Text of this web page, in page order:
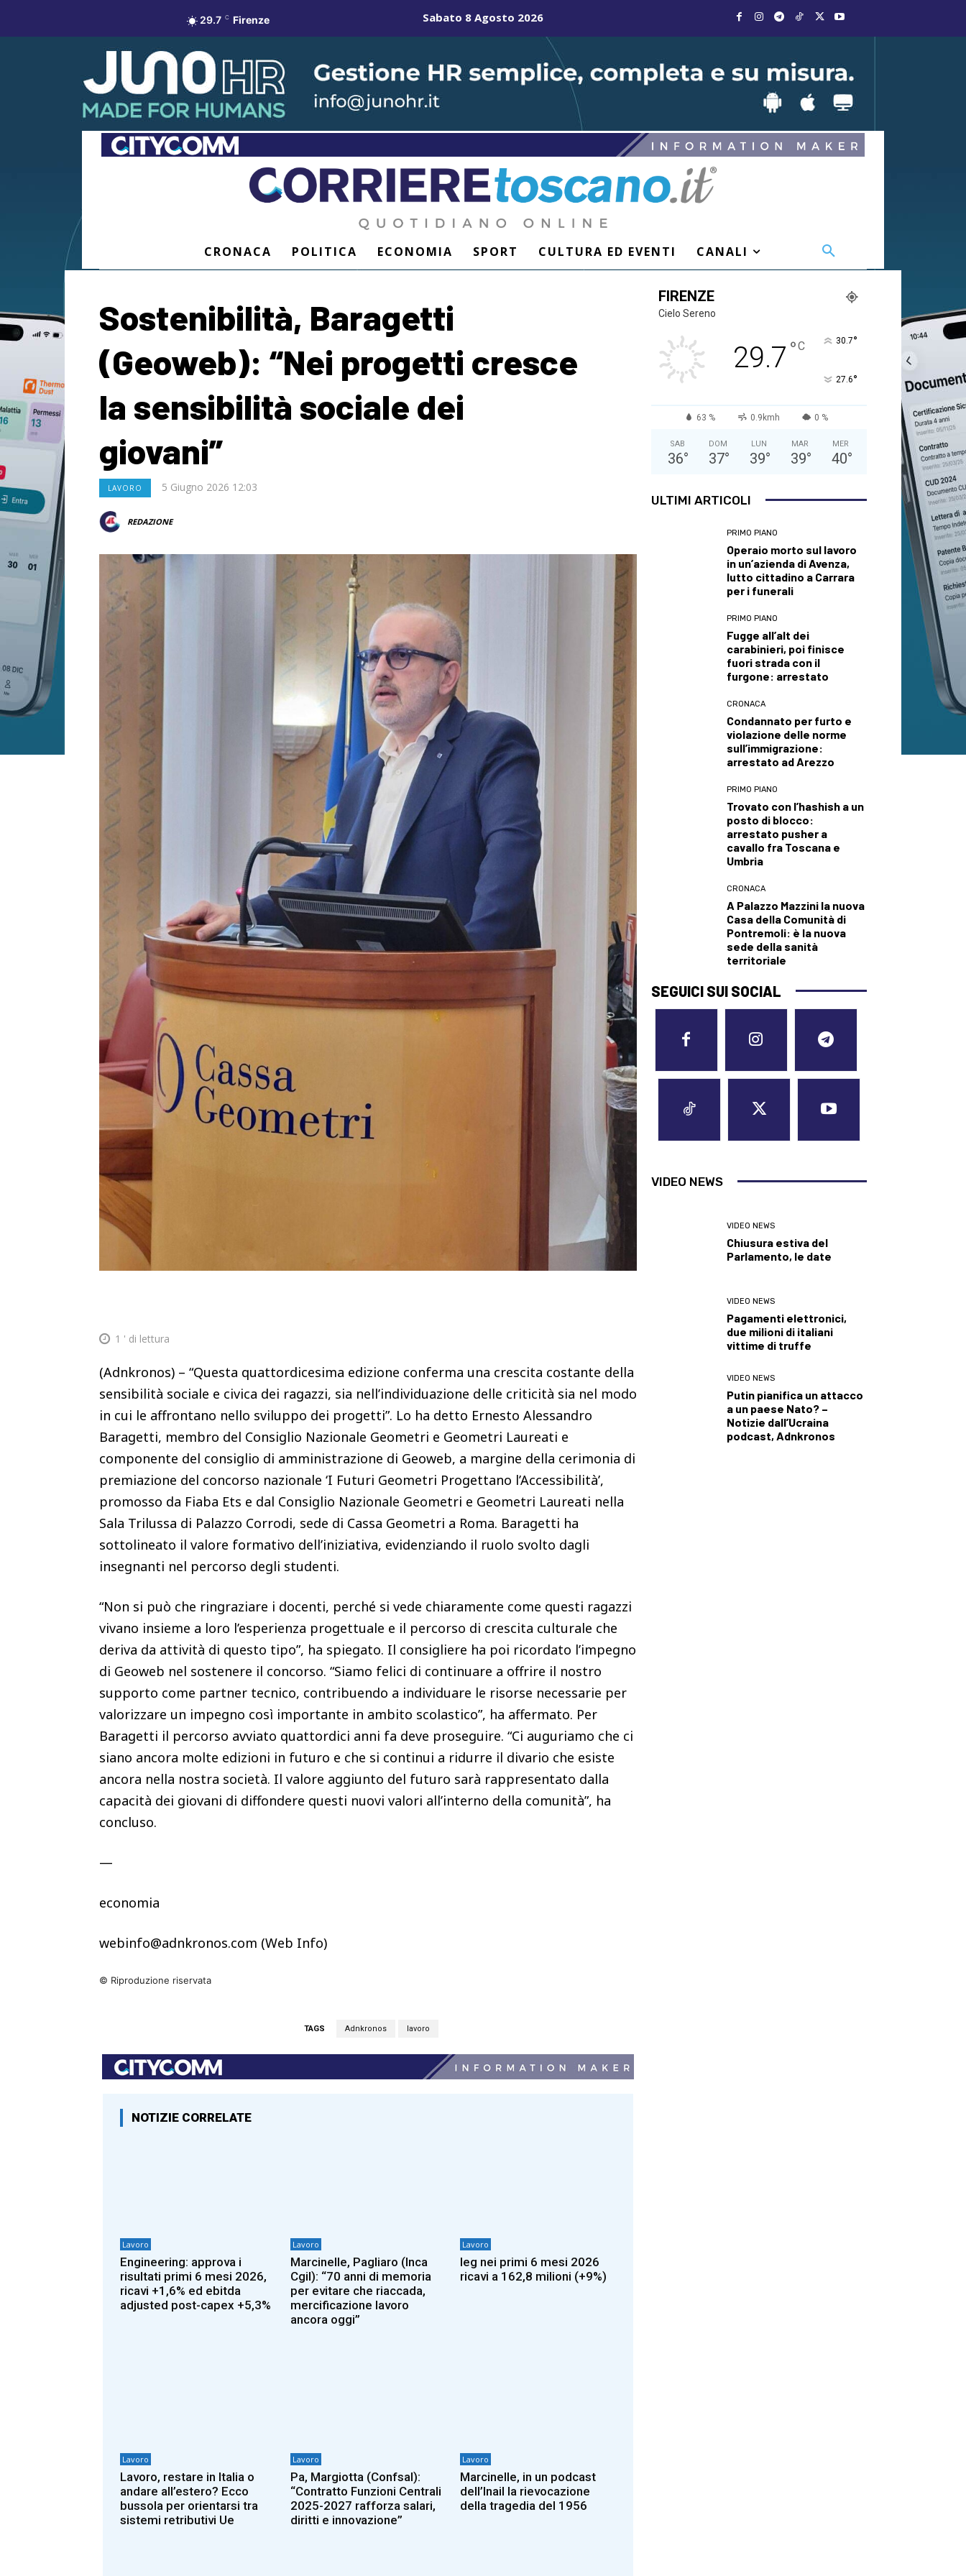
29.7 C Firenze Sabato 8 Agosto 2026
CRONACA POLITICA ECONOMIA SPORT CULTURA ED EVENTI CANALI
Sostenibilità, Baragetti
(Geoweb): “Nei progetti cresce
la sensibilità sociale dei
giovani”
LAVORO 5 Giugno 2026 12:03
REDAZIONE
1 ' di lettura
(Adnkronos) – “Questa quattordicesima edizione conferma una crescita costante della
sensibilità sociale e civica dei ragazzi, sia nell’individuazione delle criticità sia nel modo
in cui le affrontano nello sviluppo dei progetti”. Lo ha detto Ernesto Alessandro
Baragetti, membro del Consiglio Nazionale Geometri e Geometri Laureati e
componente del consiglio di amministrazione di Geoweb, a margine della cerimonia di
premiazione del concorso nazionale ‘I Futuri Geometri Progettano l’Accessibilità’,
promosso da Fiaba Ets e dal Consiglio Nazionale Geometri e Geometri Laureati nella
Sala Trilussa di Palazzo Corrodi, sede di Cassa Geometri a Roma. Baragetti ha
sottolineato il valore formativo dell’iniziativa, evidenziando il ruolo svolto dagli
insegnanti nel percorso degli studenti.
“Non si può che ringraziare i docenti, perché si vede chiaramente come questi ragazzi
vivano insieme a loro l’esperienza progettuale e il percorso di crescita culturale che
deriva da attività di questo tipo”, ha spiegato. Il consigliere ha poi ricordato l’impegno
di Geoweb nel sostenere il concorso. “Siamo felici di continuare a offrire il nostro
supporto come partner tecnico, contribuendo a individuare le risorse necessarie per
valorizzare un impegno così importante in ambito scolastico”, ha affermato. Per
Baragetti il percorso avviato quattordici anni fa deve proseguire. “Ci auguriamo che ci
siano ancora molte edizioni in futuro e che si continui a ridurre il divario che esiste
ancora nella nostra società. Il valore aggiunto del futuro sarà rappresentato dalla
capacità dei giovani di diffondere questi nuovi valori all’interno della comunità”, ha
concluso.
—
economia
webinfo@adnkronos.com (Web Info)
© Riproduzione riservata
TAGS Adnkronos lavoro
NOTIZIE CORRELATE
Lavoro
Engineering: approva i
risultati primi 6 mesi 2026,
ricavi +1,6% ed ebitda
adjusted post-capex +5,3%
Lavoro
Marcinelle, Pagliaro (Inca
Cgil): “70 anni di memoria
per evitare che riaccada,
mercificazione lavoro
ancora oggi”
Lavoro
Ieg nei primi 6 mesi 2026
ricavi a 162,8 milioni (+9%)
Lavoro
Lavoro, restare in Italia o
andare all’estero? Ecco
bussola per orientarsi tra
sistemi retributivi Ue
Lavoro
Pa, Margiotta (Confsal):
“Contratto Funzioni Centrali
2025-2027 rafforza salari,
diritti e innovazione”
Lavoro
Marcinelle, in un podcast
dell’Inail la rievocazione
della tragedia del 1956
FIRENZE
Cielo Sereno
29.7 °C 30.7°
27.6°
63 % 0.9kmh 0 %
SAB
36°
DOM
37°
LUN
39°
MAR
39°
MER
40°
ULTIMI ARTICOLI
PRIMO PIANO
Operaio morto sul lavoro
in un’azienda di Avenza,
lutto cittadino a Carrara
per i funerali
PRIMO PIANO
Fugge all’alt dei
carabinieri, poi finisce
fuori strada con il
furgone: arrestato
CRONACA
Condannato per furto e
violazione delle norme
sull’immigrazione:
arrestato ad Arezzo
PRIMO PIANO
Trovato con l’hashish a un
posto di blocco:
arrestato pusher a
cavallo fra Toscana e
Umbria
CRONACA
A Palazzo Mazzini la nuova
Casa della Comunità di
Pontremoli: è la nuova
sede della sanità
territoriale
SEGUICI SUI SOCIAL
VIDEO NEWS
VIDEO NEWS
Chiusura estiva del
Parlamento, le date
VIDEO NEWS
Pagamenti elettronici,
due milioni di italiani
vittime di truffe
VIDEO NEWS
Putin pianifica un attacco
a un paese Nato? –
Notizie dall’Ucraina
podcast, Adnkronos